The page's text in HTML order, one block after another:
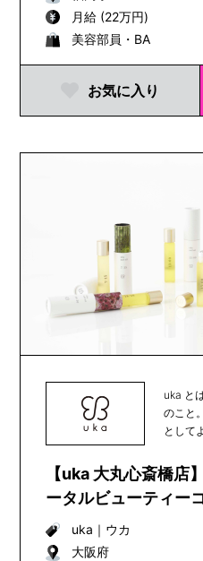
月給 (22万円)
美容部員・BA
お気に入り
uka と
のこと
として
【uka 大丸心斎橋店
ータルビューティー
uka ｜ ウカ
大阪府